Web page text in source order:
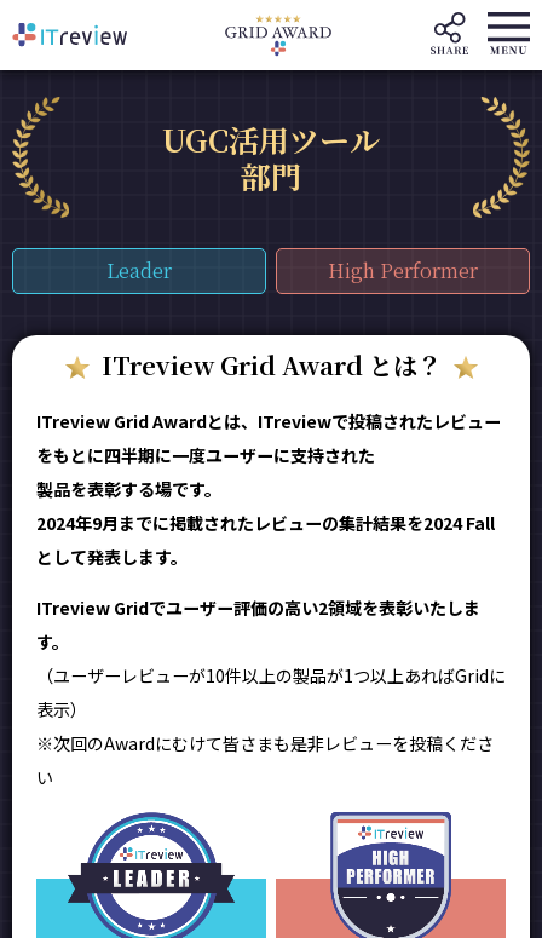
UGC活用ツール
部門
Leader High Performer
ITreview Grid Award とは？
ITreview Grid Awardとは、ITreviewで投稿されたレビュー
をもとに四半期に一度ユーザーに支持された
製品を表彰する場です。
2024年9月までに掲載されたレビューの集計結果を2024 Fall
として発表します。
ITreview Gridでユーザー評価の高い2領域を表彰いたしま
す。
（ユーザーレビューが10件以上の製品が1つ以上あればGridに
表示）
※次回のAwardにむけて皆さまも是非レビューを投稿くださ
い